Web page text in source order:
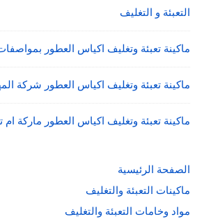
التعبئة و التغليف
ماكينة تعبئة وتغليف اكياس العطور
ماكينة تعبئة وتغليف اكياس العطور شركة
ماكينة تعبئة وتغليف اكياس العطور ماركة ام
الصفحة الرئيسية
ماكينات التعبئة والتغليف
مواد وخامات التعبئة والتغليف